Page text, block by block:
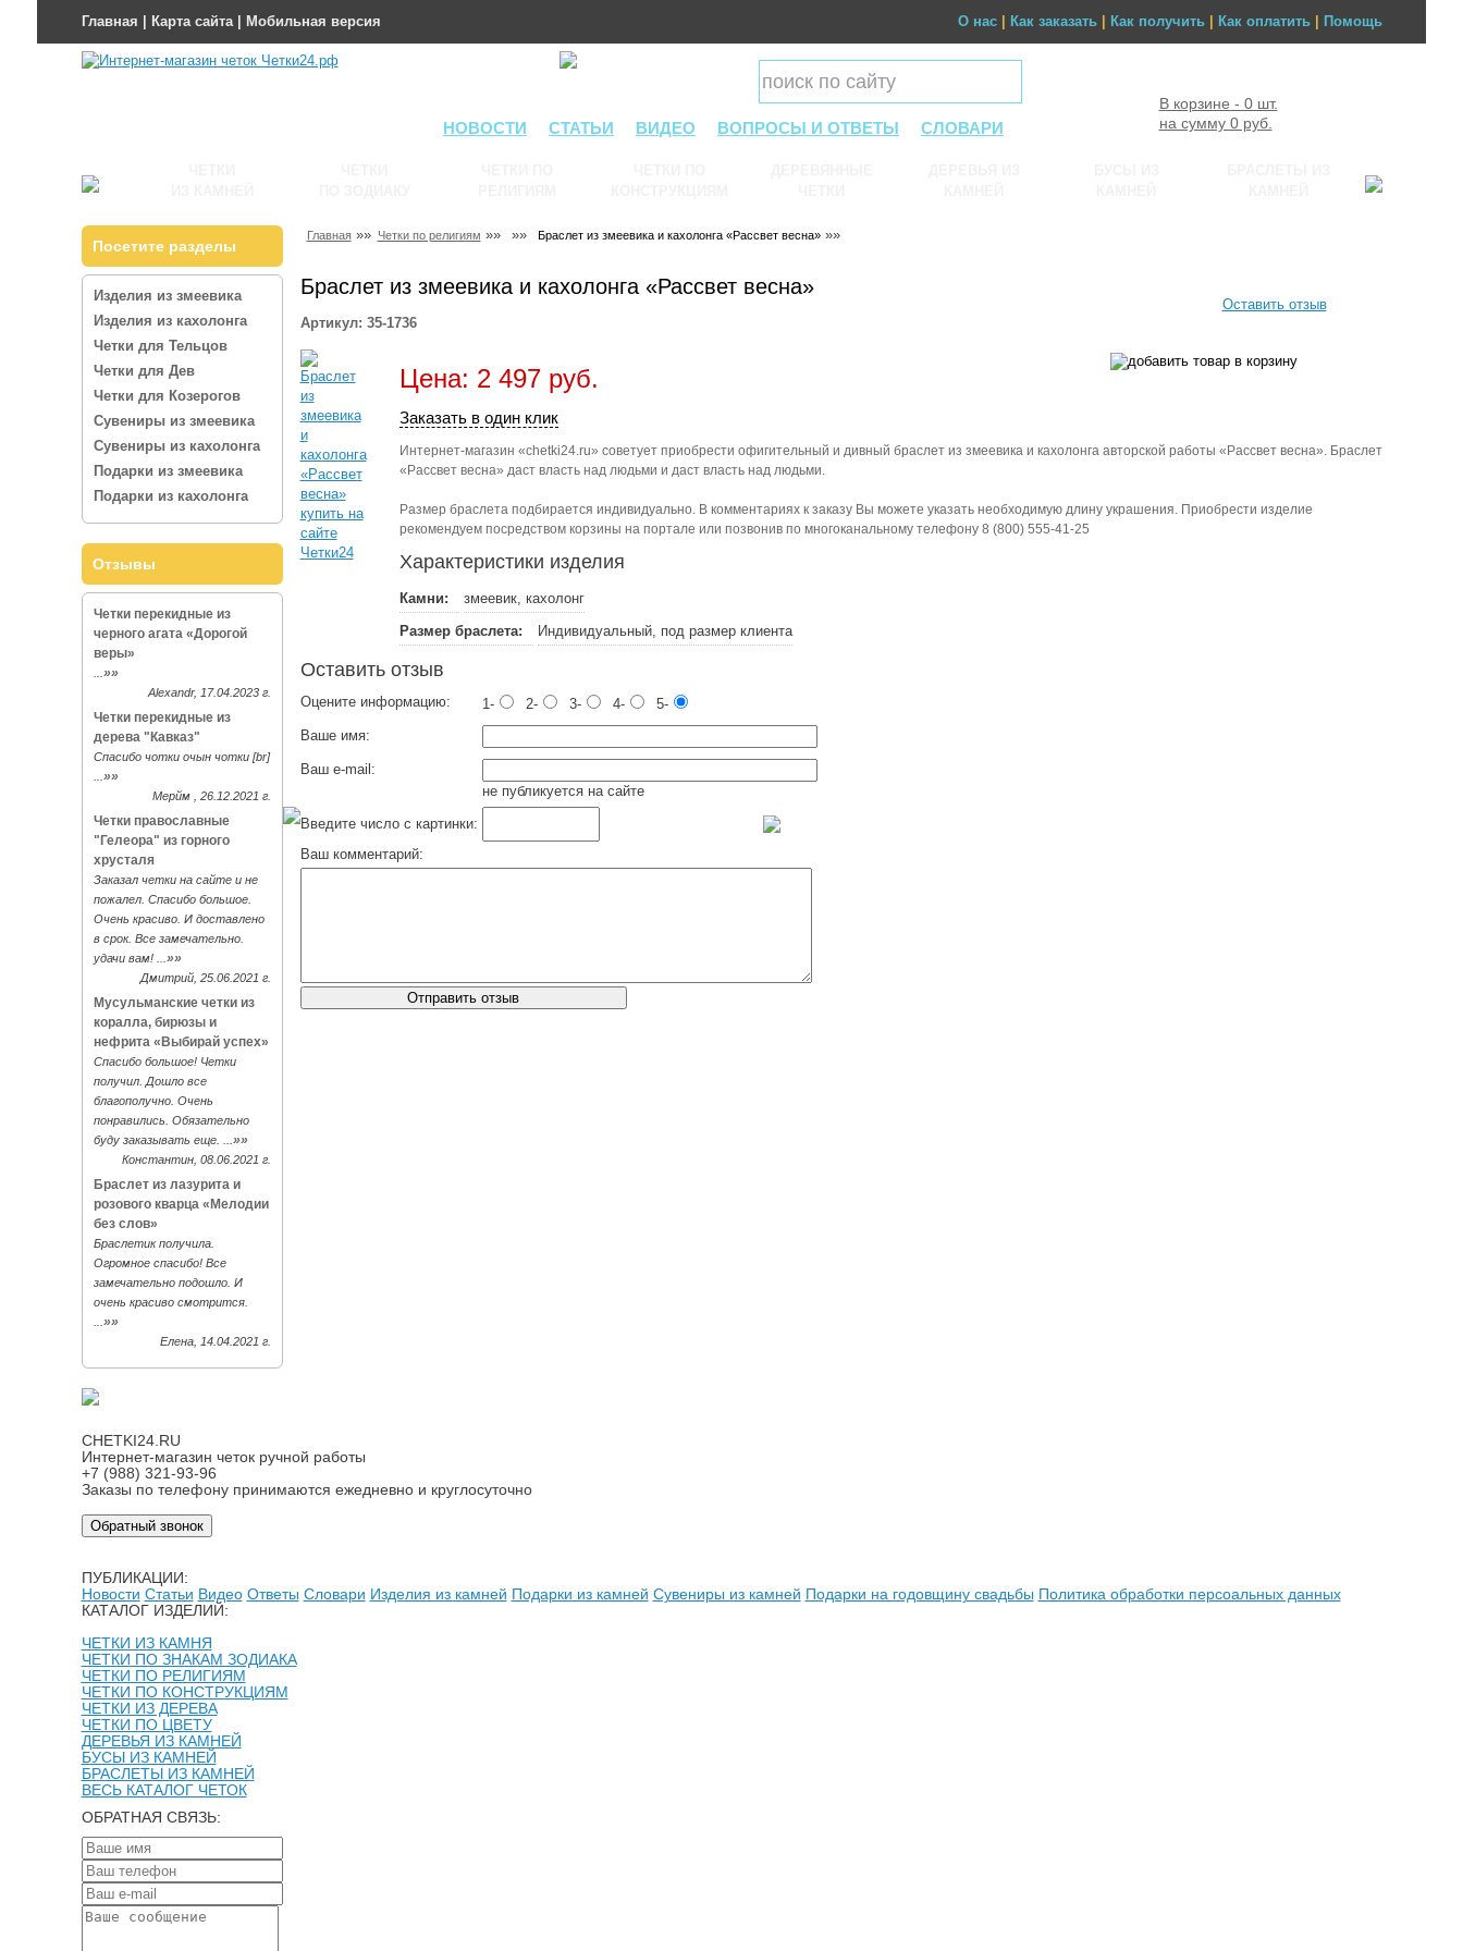
Главная Карта сайта| Мобильная версия О нас| Как заказать| Как получить| Как оплатить| Помощь
НОВОСТИ СТАТЬИ ВИДЕО ВОПРОСЫ И ОТВЕТЫ СЛОВАРИ
В корзине - 0 шт.
на сумму 0 руб.
Посетите разделы
Изделия из змеевика
Изделия из кахолонга
Четки для Тельцов
Четки для Дев
Четки для Козерогов
Сувениры из змеевика
Сувениры из кахолонга
Подарки из змеевика
Подарки из кахолонга
Отзывы
Четки перекидные из
черного агата «Дорогой
веры»
»»
Alexandr, 17.04.2023 г.
Четки перекидные из
дерева "Кавказ"
Спасибо чотки очын чотки [br]
»»
Мерйм , 26.12.2021 г.
Четки православные
"Гелеора" из горного
хрусталя
Заказал четки на сайте и не
пожалел. Спасибо большое.
Очень красиво. И доставлено
в срок. Все замечательно.
удачи вам! ... »»
Дмитрий, 25.06.2021 г.
Мусульманские четки из
коралла, бирюзы и
нефрита «Выбирай успех»
Спасибо большое! Четки
получил. Дошло все
благополучно. Очень
понравились. Обязательно
буду заказывать еще. ... »»
Константин, 08.06.2021 г.
Браслет из лазурита и
розового кварца «Мелодии
без слов»
Браслетик получила.
Огромное спасибо! Все
замечательно подошло. И
очень красиво смотрится.
»»
Елена, 14.04.2021 г.
Главная»» Четки по религиям »» »» Браслет из змеевика и кахолонга «Рассвет весна»»»
Браслет из змеевика и кахолонга «Рассвет весна»
Артикул: 35-1736
Оставить отзыв
Цена: 2 497 руб.
Заказать в один клик
Интернет-магазин «chetki24.ru» советует приобрести офигительный и дивный браслет из змеевика и кахолонга авторской работы «Рассвет весна». Браслет
«Рассвет весна» даст власть над людьми и даст власть над людьми.
Размер браслета подбирается индивидуально. В комментариях к заказу Вы можете указать необходимую длину украшения. Приобрести изделие
рекомендуем посредством корзины на портале или позвонив по многоканальному телефону 8 (800) 555-41-25
Характеристики изделия
Камни:
змеевик, кахолонг
Размер браслета:
Индивидуальный, под размер клиента
Оставить отзыв
Оцените информацию: 1- 2- 3- 4-
5-
Ваше имя:
Ваш e-mail:
не публикуется на сайте
Введите число с картинки:
Ваш комментарий:
CHETKI24.RU
Интернет-магазин четок ручной работы
+7 (988) 321-93-96
Заказы по телефону принимаются ежедневно и круглосуточно
Обратный звонок
ПУБЛИКАЦИИ:
Новости Статьи Видео Ответы Словари Изделия из камней Подарки из камней Сувениры из камней Подарки на годовщину свадьбы Политика обработки персоальных данных
КАТАЛОГ ИЗДЕЛИЙ:
ЧЕТКИ ИЗ КАМНЯ
ЧЕТКИ ПО ЗНАКАМ ЗОДИАКА
ЧЕТКИ ПО РЕЛИГИЯМ
ЧЕТКИ ПО КОНСТРУКЦИЯМ
ЧЕТКИ ИЗ ДЕРЕВА
ЧЕТКИ ПО ЦВЕТУ
ДЕРЕВЬЯ ИЗ КАМНЕЙ
БУСЫ ИЗ КАМНЕЙ
БРАСЛЕТЫ ИЗ КАМНЕЙ
ВЕСЬ КАТАЛОГ ЧЕТОК
ОБРАТНАЯ СВЯЗЬ: